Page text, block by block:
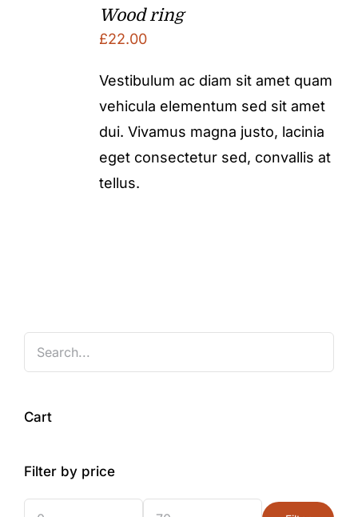
Wood ring
£22.00
Vestibulum ac diam sit amet quam
vehicula elementum sed sit amet
dui. Vivamus magna justo, lacinia
eget consectetur sed, convallis at
tellus.
Cart
Filter by price